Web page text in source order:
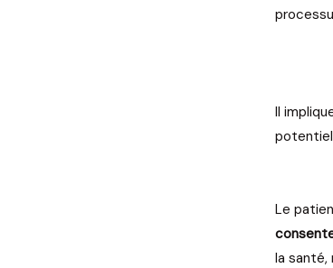
Il
Le
la